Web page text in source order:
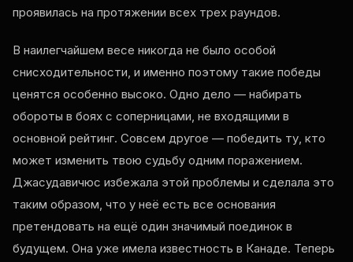
проявилась на протяжении всех трех раундов.
В наилегчайшем весе никогда не было особой
снисходительности, и именно поэтому такие победы
ценятся особенно высоко. Одно дело — набирать
обороты в боях с соперницами, не входящими в
основной рейтинг. Совсем другое — победить ту, кто
может изменить твою судьбу одним поражением.
Джасудавичюс избежала этой проблемы и сделала это
таким образом, что у неё есть все основания
претендовать на ещё один значимый поединок в
будущем. Она уже имела известность в Канаде. Теперь